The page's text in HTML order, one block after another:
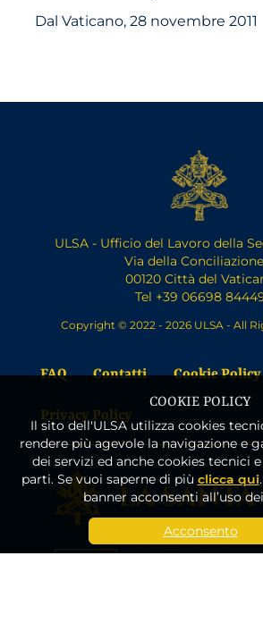
Dal Vaticano, 28 novembre 2011
ULSA - Ufficio del Lavoro della
Via della
00120 Città del
Tel +39 06698
Copyright © 2022 - 2026 ULSA - All
FAQ Contatti Cookie Policy
Privacy Policy
COOKIE POLICY
Il sito dell'ULSA utilizza cookies
rendere più agevole la navigazione e
dei servizi ed anche cookies tecnici
parti. Se vuoi saperne di più clicca qui
banner acconsenti all’uso
Acconsento